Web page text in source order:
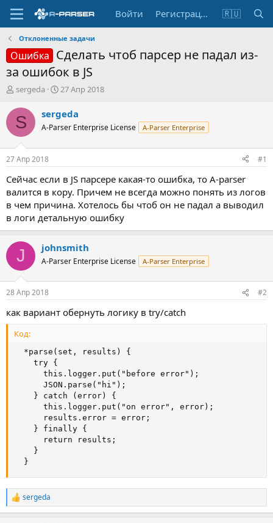
Войти Регистрация 🇷🇺
Отклоненные задачи
Ошибка Сделать чтоб парсер не падал из-
за ошибок в JS
А
т
о
т
е
м
ы
sergeda
Д
т
а
н
а
л
27 Апр 2018
S sergeda
A-Parser Enterprise License A-Parser Enterprise
27 Апр 2018 #1
Сейчас если в JS парсере какая-то ошибка, то A-parser
валится в кору. Причем не всегда можно понять из логов
в чем причина. Хотелось бы чтоб он не падал а выводил
в логи детальную ошибку
J johnsmith
A-Parser Enterprise License A-Parser Enterprise
28 Апр 2018 #2
как вариант обернуть логику в try/catch
Код:
  *parse(set, results) {
    try {
      this.logger.put("before error");
      JSON.parse("hi");
    } catch (error) {
      this.logger.put("on error", error);
      results.error = error;
    } finally {
      return results;
    }
  }
Р
е
sergeda